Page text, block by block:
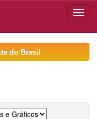
do Brasil